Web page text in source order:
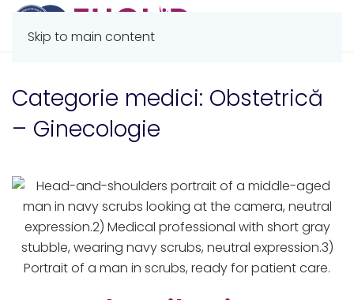
Skip to main content
Categorie medici: Obstetrică
– Ginecologie